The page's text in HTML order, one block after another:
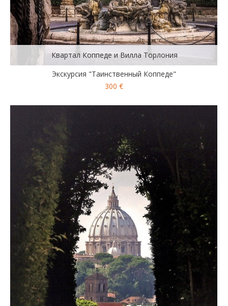
Квартал Коппеде и Вилла Торлония
Экскурсия "Таинственный Коппеде"
300 €